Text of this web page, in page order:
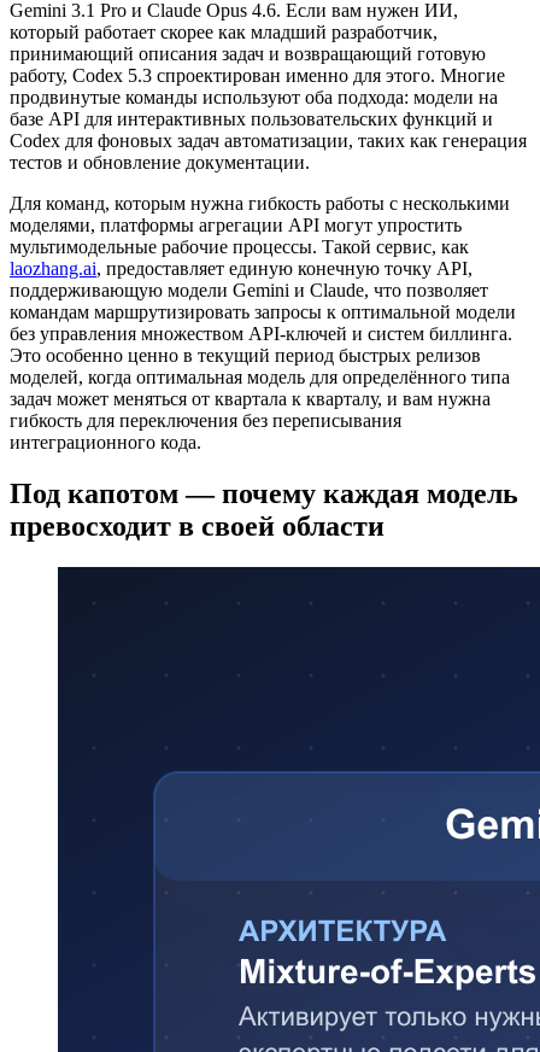
Gemini 3.1 Pro и Claude Opus 4.6. Если вам нужен ИИ,
который работает скорее как младший разработчик,
принимающий описания задач и возвращающий готовую
работу, Codex 5.3 спроектирован именно для этого. Многие
продвинутые команды используют оба подхода: модели на
базе API для интерактивных пользовательских функций и
Codex для фоновых задач автоматизации, таких как генерация
тестов и обновление документации.
Для команд, которым нужна гибкость работы с несколькими
моделями, платформы агрегации API могут упростить
мультимодельные рабочие процессы. Такой сервис, как
laozhang.ai, предоставляет единую конечную точку API,
поддерживающую модели Gemini и Claude, что позволяет
командам маршрутизировать запросы к оптимальной модели
без управления множеством API-ключей и систем биллинга.
Это особенно ценно в текущий период быстрых релизов
моделей, когда оптимальная модель для определённого типа
задач может меняться от квартала к кварталу, и вам нужна
гибкость для переключения без переписывания
интеграционного кода.
Под капотом — почему каждая модель
превосходит в своей области